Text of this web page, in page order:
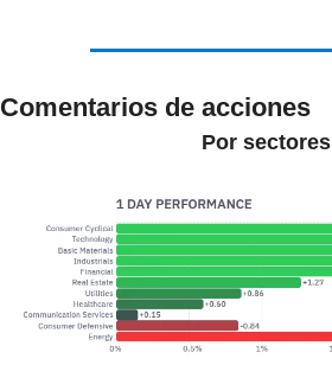
Comentarios de acciones
Por sectores